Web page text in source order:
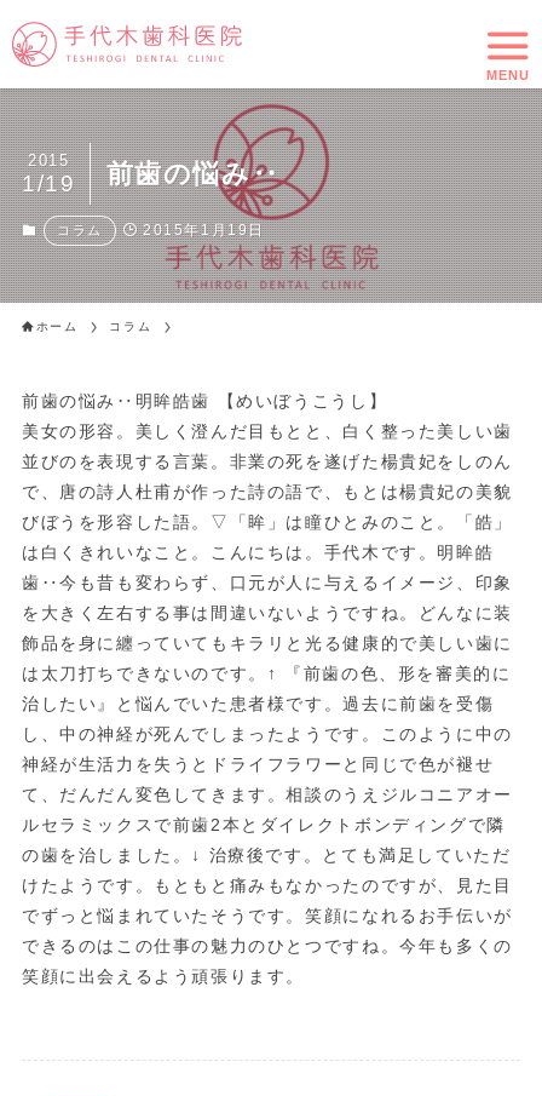
MENU
前歯の悩み‥
2015
1/19
コラム 2015年1月19日
ホーム コラム
前歯の悩み‥明眸皓歯 【めいぼうこうし】
美女の形容。美しく澄んだ目もとと、白く整った美しい歯
並びのを表現する言葉。非業の死を遂げた楊貴妃をしのん
で、唐の詩人杜甫が作った詩の語で、もとは楊貴妃の美貌
びぼうを形容した語。▽「眸」は瞳ひとみのこと。「皓」
は白くきれいなこと。こんにちは。手代木です。明眸皓
歯‥今も昔も変わらず、口元が人に与えるイメージ、印象
を大きく左右する事は間違いないようですね。どんなに装
飾品を身に纏っていてもキラリと光る健康的で美しい歯に
は太刀打ちできないのです。↑ 『前歯の色、形を審美的に
治したい』と悩んでいた患者様です。過去に前歯を受傷
し、中の神経が死んでしまったようです。このように中の
神経が生活力を失うとドライフラワーと同じで色が褪せ
て、だんだん変色してきます。相談のうえジルコニアオー
ルセラミックスで前歯2本とダイレクトボンディングで隣
の歯を治しました。↓ 治療後です。とても満足していただ
けたようです。もともと痛みもなかったのですが、見た目
でずっと悩まれていたそうです。笑顔になれるお手伝いが
できるのはこの仕事の魅力のひとつですね。今年も多くの
笑顔に出会えるよう頑張ります。